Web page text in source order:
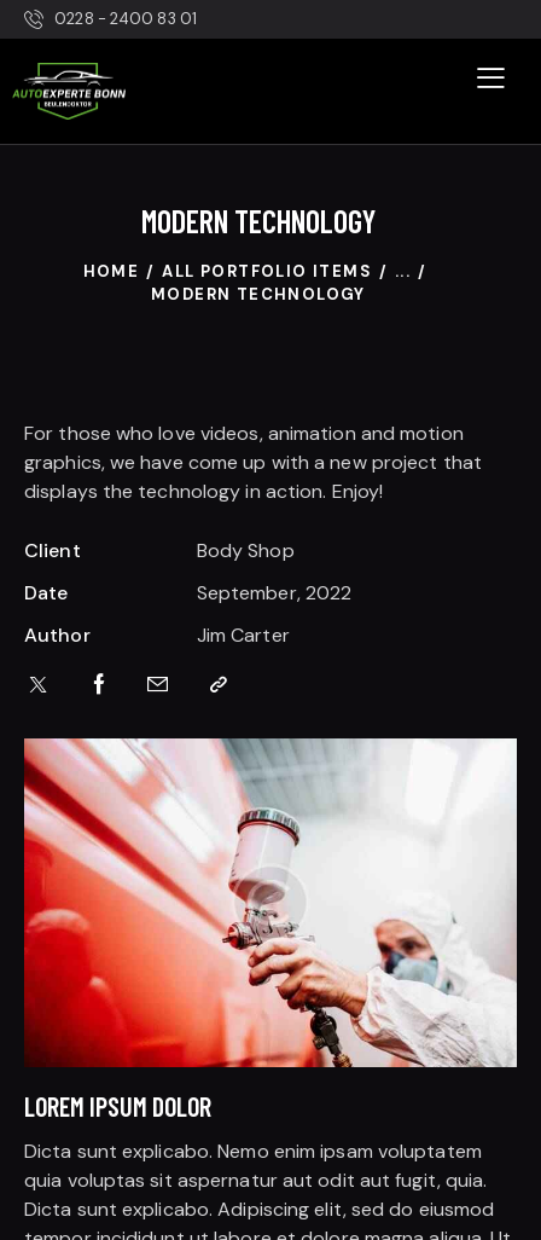
0228 - 2400 83 01
MODERN TECHNOLOGY
HOME ALL PORTFOLIO ITEMS
...
MODERN TECHNOLOGY
LOREM IPSUM DOLOR
Dicta sunt explicabo. Nemo enim ipsam voluptatem
quia voluptas sit aspernatur aut odit aut fugit, quia.
Dicta sunt explicabo. Adipiscing elit, sed do eiusmod
For those who love videos, animation and motion
graphics, we have come up with a new project that
displays the technology in action. Enjoy!
Client
Body Shop
Date
September, 2022
Author
Jim Carter